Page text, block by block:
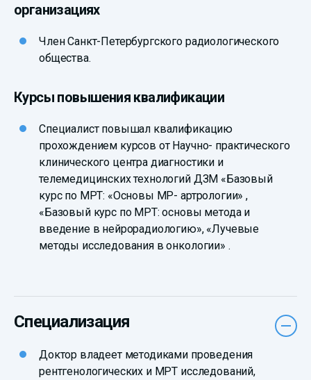
организациях
Член Санкт-Петербургского радиологического
общества.
Курсы повышения квалификации
Специалист повышал квалификацию
прохождением курсов от Научно- практического
клинического центра диагностики и
телемедицинских технологий ДЗМ «Базовый
курс по МРТ: «Основы МР- артрологии» ,
«Базовый курс по МРТ: основы метода и
введение в нейрорадиологию», «Лучевые
методы исследования в онкологии» .
Специализация
Доктор владеет методиками проведения
рентгенологических и МРТ исследований,